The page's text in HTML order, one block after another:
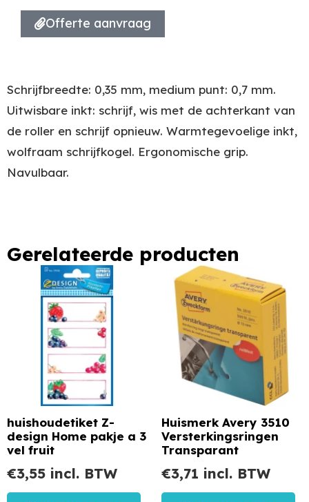
Offerte aanvraag
Schrijfbreedte: 0,35 mm, medium punt: 0,7 mm.
Uitwisbare inkt: schrijf, wis met de achterkant van
de roller en schrijf opnieuw. Warmtegevoelige inkt,
wolfraam schrijfkogel. Ergonomische grip.
Navulbaar.
Gerelateerde producten
huishoudetiket Z-
design Home pakje a 3
vel fruit
€3,55 incl. BTW
Huismerk Avery 3510
Versterkingsringen
Transparant
€3,71 incl. BTW